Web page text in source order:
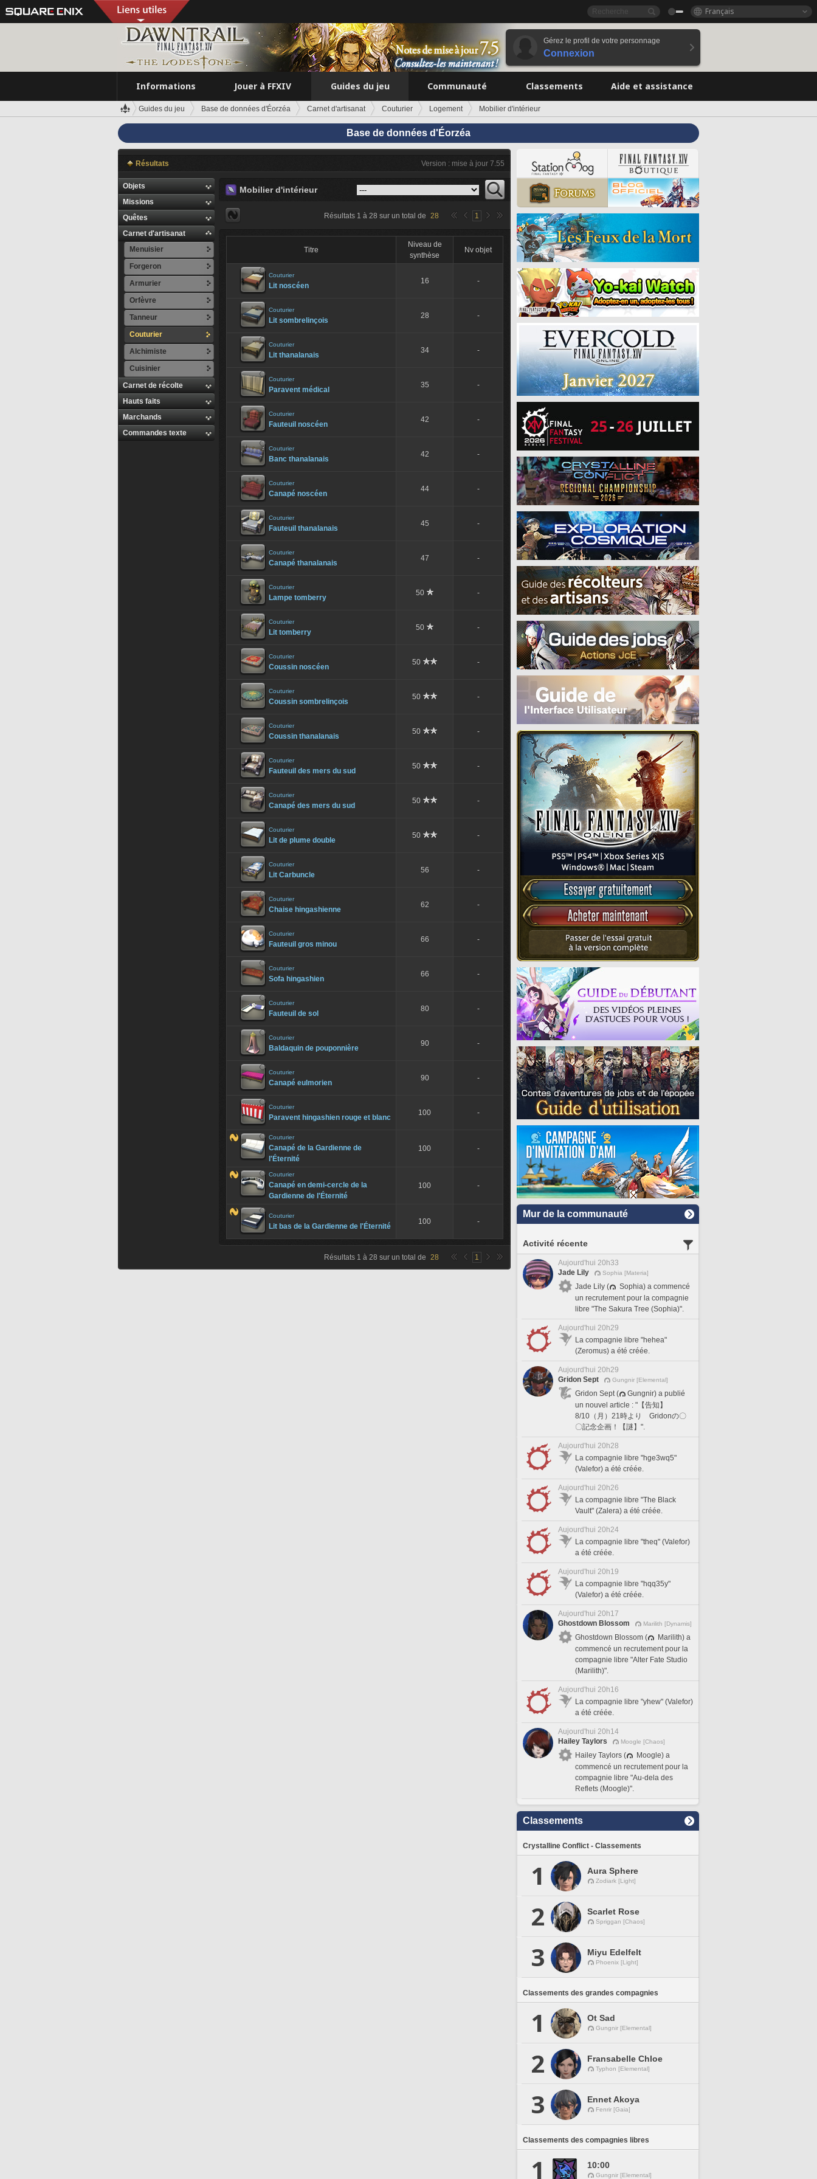
Français
Gérez le profil de votre personnage
Connexion
Informations Jouer à FFXIV Guides du jeu Communauté Classements Aide et assistance
Guides du jeu Base de données d'Éorzéa Carnet d'artisanat Couturier Logement Mobilier d'intérieur
Base de données d'Éorzéa
Résultats Version : mise à jour 7.55
Objets
Missions
Quêtes
Carnet d'artisanat
Menuisier
Forgeron
Armurier
Orfèvre
Tanneur
Couturier
Alchimiste
Cuisinier
Carnet de récolte
Hauts faits
Marchands
Commandes texte
Mobilier d'intérieur
Résultats 1 à 28 sur un total de 28 1
Titre
Niveau de
synthèse
Nv objet
Couturier
Lit noscéen
16 -
Couturier
Lit sombrelinçois
28 -
Couturier
Lit thanalanais
34 -
Couturier
Paravent médical
35 -
Couturier
Fauteuil noscéen
42 -
Couturier
Banc thanalanais
42 -
Couturier
Canapé noscéen
44 -
Couturier
Fauteuil thanalanais
45 -
Couturier
Canapé thanalanais
47 -
Couturier
Lampe tomberry
50 -
Couturier
Lit tomberry
50 -
Couturier
Coussin noscéen
50 -
Couturier
Coussin sombrelinçois
50 -
Couturier
Coussin thanalanais
50 -
Couturier
Fauteuil des mers du sud
50 -
Couturier
Canapé des mers du sud
50 -
Couturier
Lit de plume double
50 -
Couturier
Lit Carbuncle
56 -
Couturier
Chaise hingashienne
62 -
Couturier
Fauteuil gros minou
66 -
Couturier
Sofa hingashien
66 -
Couturier
Fauteuil de sol
80 -
Couturier
Baldaquin de pouponnière
90 -
Couturier
Canapé eulmorien
90 -
Couturier
Paravent hingashien rouge et blanc
100 -
Couturier
Canapé de la Gardienne de
l'Éternité
100 -
Couturier
Canapé en demi-cercle de la
Gardienne de l'Éternité
100 -
Couturier
Lit bas de la Gardienne de l'Éternité
100 -
Résultats 1 à 28 sur un total de 28 1
Mur de la communauté
Activité récente
Aujourd'hui 20h33
Jade Lily
Sophia [Materia]
Jade Lily (
Sophia) a commencé
un recrutement pour la compagnie
libre "The Sakura Tree (Sophia)".
Aujourd'hui 20h29
La compagnie libre "hehea"
(Zeromus) a été créée.
Aujourd'hui 20h29
Gridon Sept
Gungnir [Elemental]
Gridon Sept (
Gungnir) a publié
un nouvel article : "【告知】
8/10（月）21時より Gridonの〇
〇記念企画！【謎】".
Aujourd'hui 20h28
La compagnie libre "hge3wq5"
(Valefor) a été créée.
Aujourd'hui 20h26
La compagnie libre "The Black
Vault" (Zalera) a été créée.
Aujourd'hui 20h24
La compagnie libre "theq" (Valefor)
a été créée.
Aujourd'hui 20h19
La compagnie libre "hqq35y"
(Valefor) a été créée.
Aujourd'hui 20h17
Ghostdown Blossom
Marilith [Dynamis]
Ghostdown Blossom (
Marilith) a
commencé un recrutement pour la
compagnie libre "Alter Fate Studio
(Marilith)".
Aujourd'hui 20h16
La compagnie libre "yhew" (Valefor)
a été créée.
Aujourd'hui 20h14
Hailey Taylors
Moogle [Chaos]
Hailey Taylors (
Moogle) a
commencé un recrutement pour la
compagnie libre "Au-dela des
Reflets (Moogle)".
Classements
Crystalline Conflict - Classements
1 Aura Sphere
Zodiark [Light]
2 Scarlet Rose
Spriggan [Chaos]
3 Miyu Edelfelt
Phoenix [Light]
Classements des grandes compagnies
1 Ot Sad
Gungnir [Elemental]
2 Fransabelle Chloe
Typhon [Elemental]
3 Ennet Akoya
Fenrir [Gaia]
Classements des compagnies libres
1 10:00
Gungnir [Elemental]